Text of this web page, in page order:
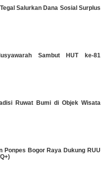
Salurkan Dana Sosial Surplus
Sambut HUT ke-81
Ruwat Bumi di Objek Wisata
Ponpes Bogor Raya Dukung RUU